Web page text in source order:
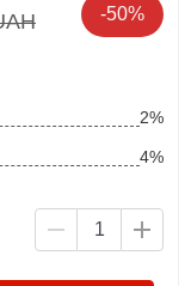
-50%
2%
4%